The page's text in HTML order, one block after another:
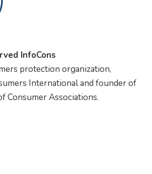
InfoCons
protection organization,
International and founder of
Consumer Associations.